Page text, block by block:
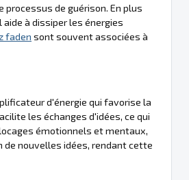
de guérison. En plus
à dissiper les énergies
faden sont souvent associées à
d'énergie qui favorise la
les échanges d'idées, ce qui
émotionnels et mentaux,
nouvelles idées, rendant cette